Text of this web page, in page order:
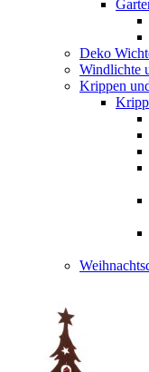
Deko
Windlichte
Krippen